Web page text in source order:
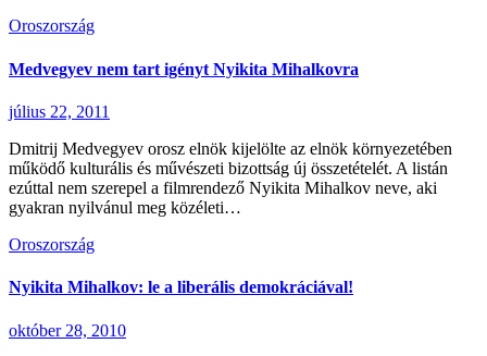
Oroszország
Medvegyev nem tart igényt Nyikita Mihalkovra
július 22, 2011
Dmitrij Medvegyev orosz elnök kijelölte az elnök környezetében
működő kulturális és művészeti bizottság új összetételét. A listán
ezúttal nem szerepel a filmrendező Nyikita Mihalkov neve, aki
gyakran nyilvánul meg közéleti…
Oroszország
Nyikita Mihalkov: le a liberális demokráciával!
október 28, 2010